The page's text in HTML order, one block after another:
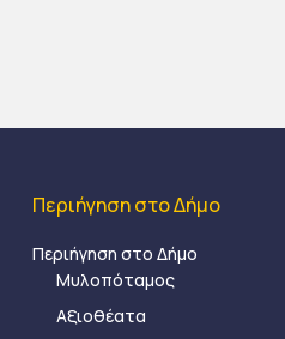
Περιήγηση στο Δήμο
Περιήγηση στο Δήμο
Μυλοπόταμος
Αξιοθέατα